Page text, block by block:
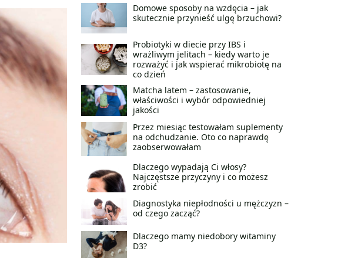
Domowe sposoby na wzdęcia – jak
skutecznie przynieść ulgę brzuchowi?
Probiotyki w diecie przy IBS i
wrażliwym jelitach – kiedy warto je
rozważyć i jak wspierać mikrobiotę na
co dzień
Matcha latem – zastosowanie,
właściwości i wybór odpowiedniej
jakości
Przez miesiąc testowałam suplementy
na odchudzanie. Oto co naprawdę
zaobserwowałam
Dlaczego wypadają Ci włosy?
Najczęstsze przyczyny i co możesz
zrobić
Diagnostyka niepłodności u mężczyzn –
od czego zacząć?
Dlaczego mamy niedobory witaminy
D3?